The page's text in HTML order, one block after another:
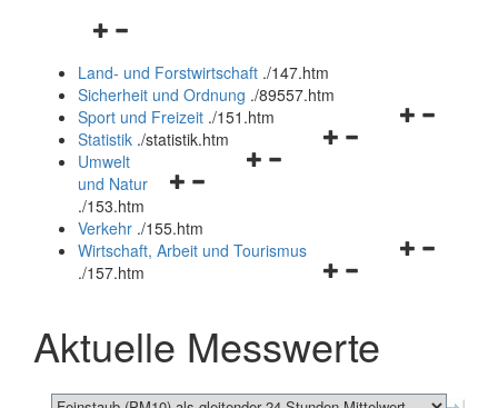
Navigationsmenü
und
schließen
Land- und Forstwirtschaft ./147.htm
Sicherheit und Ordnung ./89557.htm
Navigationsmenü
Sport und Freizeit ./151.htm
Navigationsmenü
Statistik ./statistik.htm
Navigationsmenü
und
schließen
Umwelt
und Natur
./153.htm
Verkehr ./155.htm
Navigationsmenü
schließen
Wirtschaft, Arbeit und Tourismus
./157.htm
Aktuelle Messwerte